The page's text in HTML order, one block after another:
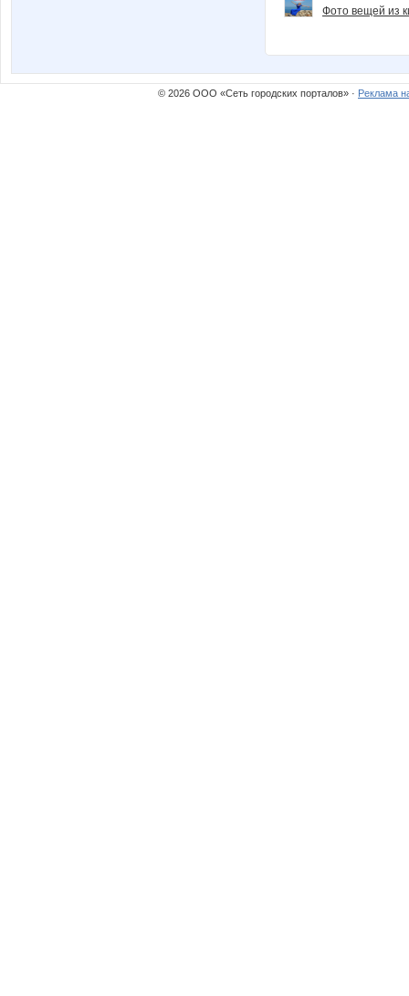
Фото вещей из
© 2026 ООО «Сеть городских порталов» · Реклама